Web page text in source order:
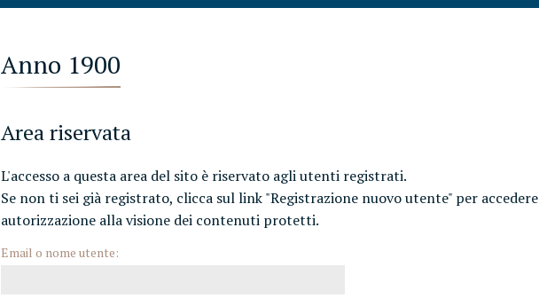
Anno 1900
Area riservata
L'accesso a questa area del sito è riservato agli utenti registrati.
Se non ti sei già registrato, clicca sul link "Registrazione nuovo utente" per
autorizzazione alla visione dei contenuti protetti.
Email o nome utente: